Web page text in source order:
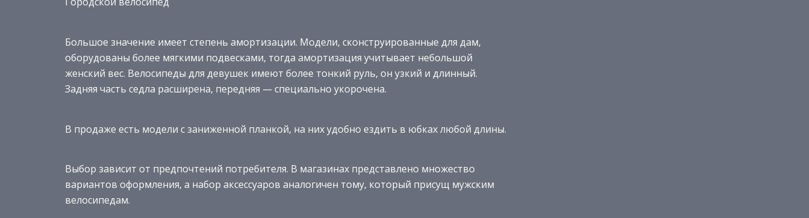
Большое значение имеет степень амортизации. Модели, сконструированные для дам,
оборудованы более мягкими подвесками, тогда амортизация учитывает небольшой
женский вес. Велосипеды для девушек имеют более тонкий руль, он узкий и длинный.
Задняя часть седла расширена, передняя — специально укорочена.
В продаже есть модели с заниженной планкой, на них удобно ездить в юбках любой длины.
Выбор зависит от предпочтений потребителя. В магазинах представлено множество
вариантов оформления, а набор аксессуаров аналогичен тому, который присущ мужским
велосипедам.